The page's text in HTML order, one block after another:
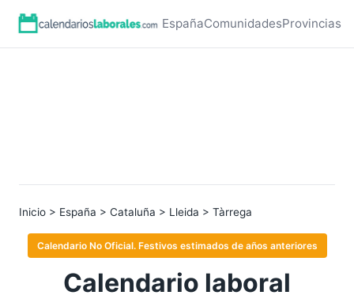
EspañaComunidadesProvincias
Inicio > España > Cataluña > Lleida > Tàrrega
Calendario No Oficial. Festivos estimados de años anteriores
Calendario laboral